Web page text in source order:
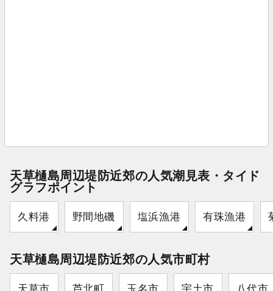
天草樋島周辺堤防近郊の人気潮見表・タイド
グラフポイント
久料港 野間地磯 塩浜漁港 有珠漁港
天草樋島周辺堤防近郊の人気市町村
天草市 芦北町 玉名市 宇土市 八代市